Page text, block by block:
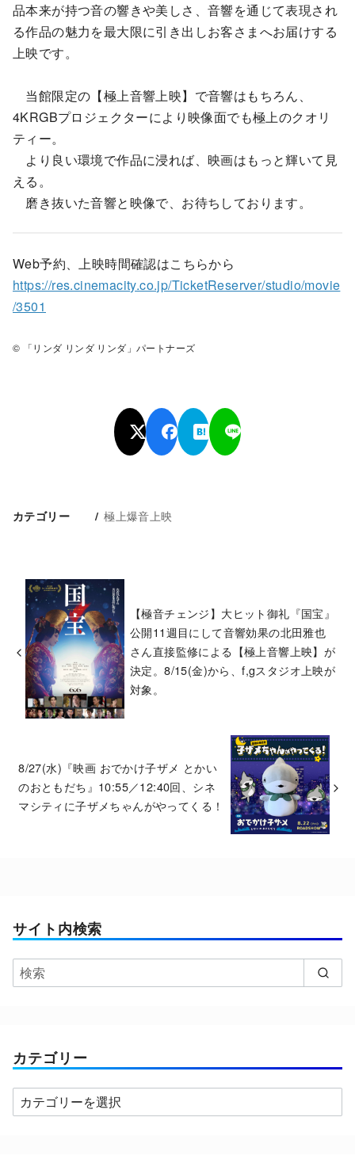
品本来が持つ音の響きや美しさ、音響を通じて表現され
る作品の魅力を最大限に引き出しお客さまへお届けする
上映です。
当館限定の【極上音響上映】で音響はもちろん、
4KRGBプロジェクターにより映像面でも極上のクオリ
ティー。
より良い環境で作品に浸れば、映画はもっと輝いて見
える。
磨き抜いた音響と映像で、お待ちしております。
Web予約、上映時間確認はこちらから
https://res.cinemacity.co.jp/TicketReserver/studio/movie
/3501
© 「リンダ リンダ リンダ」パートナーズ
カテゴリー 極上爆音上映
【極音チェンジ】大ヒット御礼『国宝』
公開11週目にして音響効果の北田雅也
さん直接監修による【極上音響上映】が
決定。8/15(金)から、f,gスタジオ上映が
対象。
8/27(水)『映画 おでかけ子ザメ とかい
のおともだち』10:55／12:40回、シネ
マシティに子ザメちゃんがやってくる！
サイト内検索
カテゴリー
カ
テ